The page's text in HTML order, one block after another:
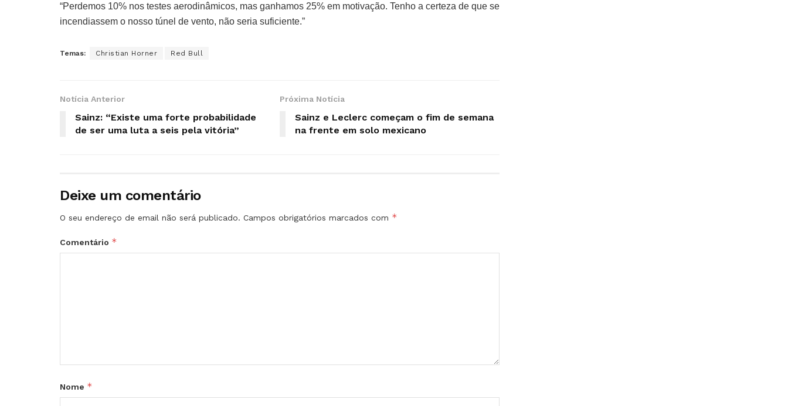
“Perdemos 10% nos testes aerodinâmicos, mas ganhamos 25% em motivação. Tenho a certeza de que se
incendiassem o nosso túnel de vento, não seria suficiente.”
Temas: Christian Horner Red Bull
Notícia Anterior
Sainz: “Existe uma forte probabilidade
de ser uma luta a seis pela vitória”
Próxima Notícia
Sainz e Leclerc começam o fim de semana
na frente em solo mexicano
Deixe um comentário
O seu endereço de email não será publicado. Campos obrigatórios marcados com *
Comentário *
Nome *